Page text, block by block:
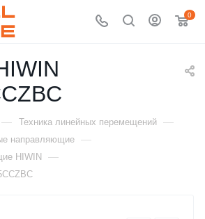
0
— Техника линейных перемещений —
направляющие —
HIWIN —